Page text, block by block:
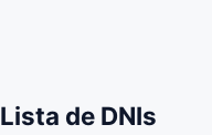
Lista de DNIs